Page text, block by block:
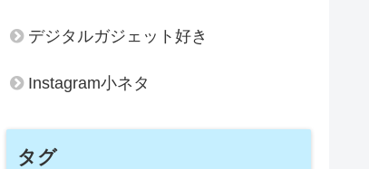
デジタルガジェット好き
Instagram小ネタ
タグ